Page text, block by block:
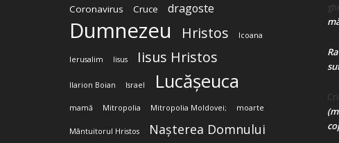
Coronavirus
Cruce dragoste
Dumnezeu Hristos Icoana
Ierusalim Iisus Iisus Hristos
Ilarion Boian Israel Lucășeuca
mamă Mitropolia Mitropolia Moldovei; moarte
Mântuitorul Hristos Nașterea Domnului